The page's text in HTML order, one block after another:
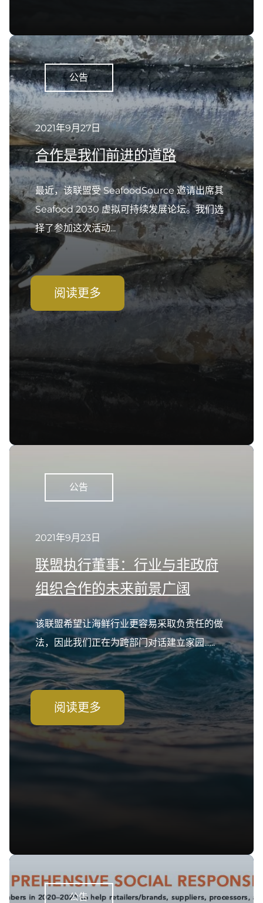
公告
2021年9月27日
合作是我们前进的道路
最近，该联盟受 SeafoodSource 邀请出席其
Seafood 2030 虚拟可持续发展论坛。我们选
择了参加这次活动...
阅读更多
公告
2021年9月23日
联盟执行董事：行业与非政府
组织合作的未来前景广阔
该联盟希望让海鲜行业更容易采取负责任的做
法，因此我们正在为跨部门对话建立家园......
阅读更多
公告